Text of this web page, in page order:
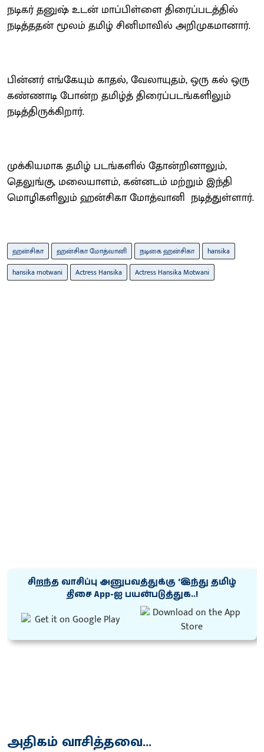
நடிகர் தனுஷ் உடன் மாப்பிள்ளை திரைப்படத்தில்
நடித்ததன் மூலம் தமிழ் சினிமாவில் அறிமுகமானார்.
பின்னர் எங்கேயும் காதல், வேலாயுதம், ஒரு கல் ஒரு
கண்ணாடி போன்ற தமிழ்த் திரைப்படங்களிலும்
நடித்திருக்கிறார்.
முக்கியமாக தமிழ் படங்களில் தோன்றினாலும்,
தெலுங்கு, மலையாளம், கன்னடம் மற்றும் இந்தி
மொழிகளிலும் ஹன்சிகா மோத்வானி நடித்துள்ளார்.
ஹன்சிகா ஹன்சிகா மோத்வானி நடிகை ஹன்சிகா
hansika
hansika motwani
Actress Hansika Actress Hansika Motwani
சிறந்த வாசிப்பு அனுபவத்துக்கு ‘இந்து தமிழ்
திசை App-ஐ பயன்படுத்துக..!
அதிகம் வாசித்தவை...